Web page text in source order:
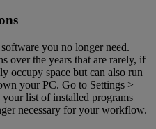
you no longer need.
over the years that are rarely, if
occupy space but can also run
your PC. Go to Settings >
list of installed programs
necessary for your workflow.